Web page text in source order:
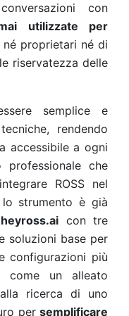
con
utilizzate per
né proprietari né di
riservatezza delle
semplice e
rendendo
accessibile a ogni
che
ROSS nel
strumento è già
heyross.ai con tre
soluzioni base per
configurazioni più
come un alleato
ricerca di uno
per semplificare